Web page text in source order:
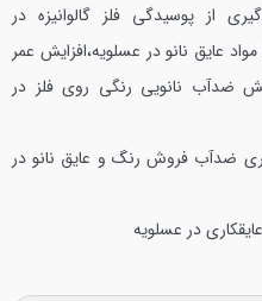
از پوسیدگی فلز گالوانیزه در
عایق نانو در عسلویه،افزایش عمر
ضدآب نانویی رنگی روی فلز در
ضدآب فروش رنگ و عایق نانو در
عایقکاری در عسلویه